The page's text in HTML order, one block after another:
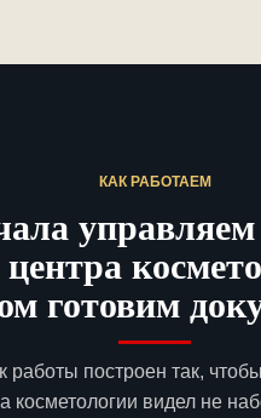
КАК РАБОТАЕМ
готовим
работы построен так,
косметологии видел не